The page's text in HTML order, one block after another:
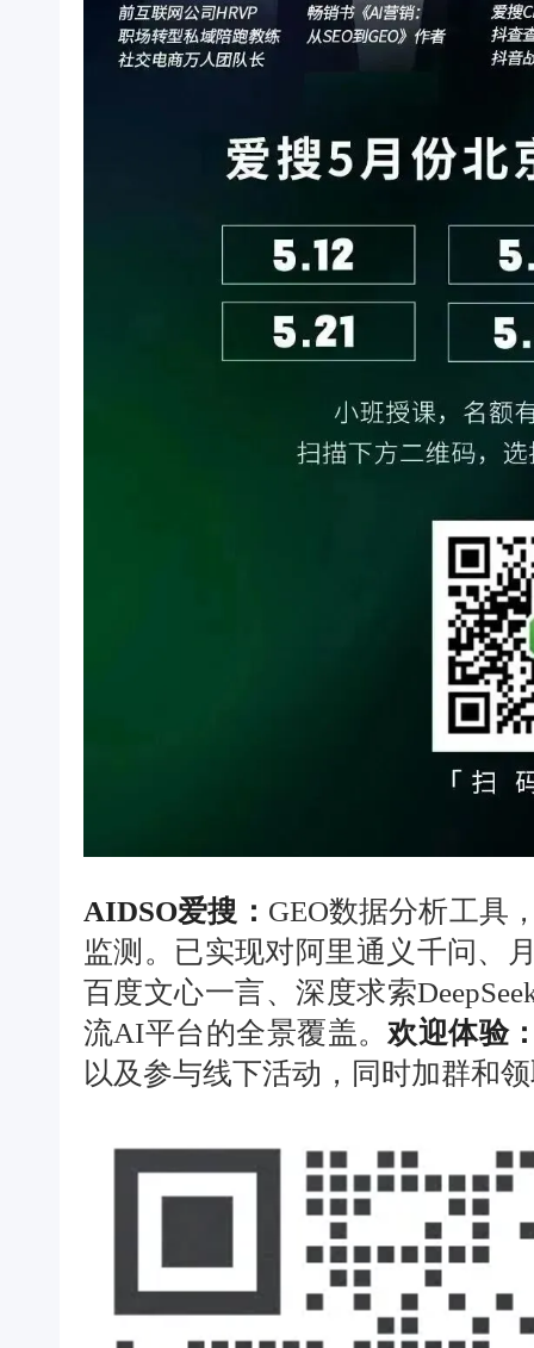
AIDSO爱搜： GEO数据分析工具
监测。已实现对阿里通义千问、
百度文心一言、深度求索
流AI平台的全景覆盖。欢迎体验
以及参与线下活动，同时加群和